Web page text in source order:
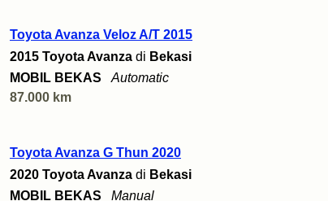
Toyota Avanza Veloz A/T 2015
2015 Toyota Avanza di Bekasi
MOBIL BEKAS
Automatic
87.000 km
Toyota Avanza G Thun 2020
2020 Toyota Avanza di Bekasi
MOBIL BEKAS
Manual